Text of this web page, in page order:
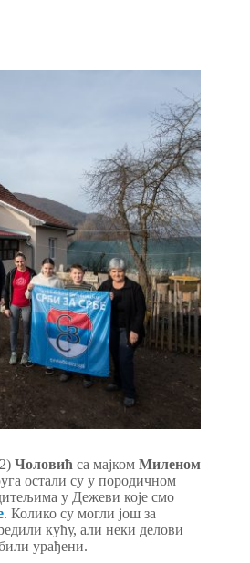
Чоловић са мајком Миленом
остали су у породичном
у Дежеви које смо
. Колико су могли још за
кућу, али неки делови
урађени.